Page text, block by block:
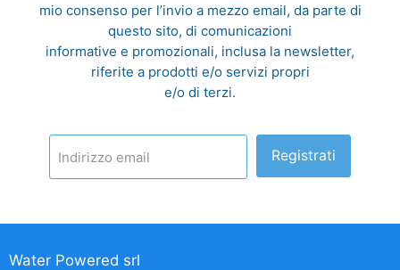
mio consenso per l’invio a mezzo email, da parte di
questo sito, di comunicazioni
informative e promozionali, inclusa la newsletter,
riferite a prodotti e/o servizi propri
e/o di terzi.
Indirizzo email Registrati
Water Powered srl